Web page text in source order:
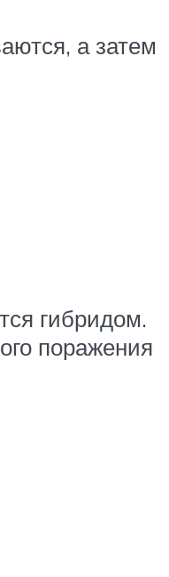
а затем
гибридом.
поражения